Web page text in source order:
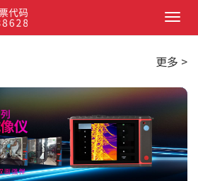
T
o
g
e
n
i
g
a
更多 >